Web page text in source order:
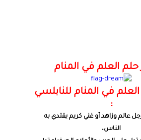
العلم في المنام
في المنام للنابلسي
:
عالم وزاهد أو غني كريم يقتدي به
الناس،